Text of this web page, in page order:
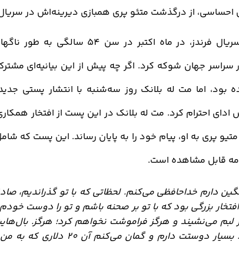
احساسی، از درگذشت متئو پری همبازی دیرینه‌اش در سریال
متیو پری، ستاره محبوب سریال فرندز، در ماه
اما مت له بلانک روز سه‌شنبه با انتشار پستی جدید
احترام کرد. مت له بلانک در این پست از افتخار
پری به او، پیام خود را به پایان رساند. این پست که
قابل مشاهده است.
دارم خداحافظی می‌کنم. لحظاتی که با تو گذراندیم،
بزرگی بود که با تو بر صحنه باشم و تو را دوست
لبم می‌نشیند و هرگز فراموشت نخواهم کرد؛ هرگز.
برادر، بالاخره آزاد شدی. بسیار دوستت